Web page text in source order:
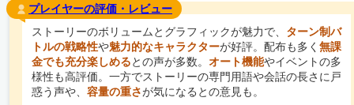
プレイヤーの評価・レビュー
ストーリーのボリュームとグラフィックが魅力で、 ターン制バ
トルの戦略性や魅力的なキャラクターが好評。配布も多く 無課
金でも充分楽しめるとの声が多数。 オート機能やイベントの多
様性も高評価。一方でストーリーの専門用語や会話の長さに戸
惑う声や、 容量の重さが気になるとの意見も。